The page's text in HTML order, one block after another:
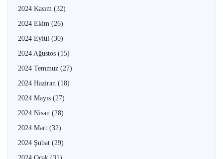
2024 Kasım (32)
2024 Ekim (26)
2024 Eylül (30)
2024 Ağustos (15)
2024 Temmuz (27)
2024 Haziran (18)
2024 Mayıs (27)
2024 Nisan (28)
2024 Mart (32)
2024 Şubat (29)